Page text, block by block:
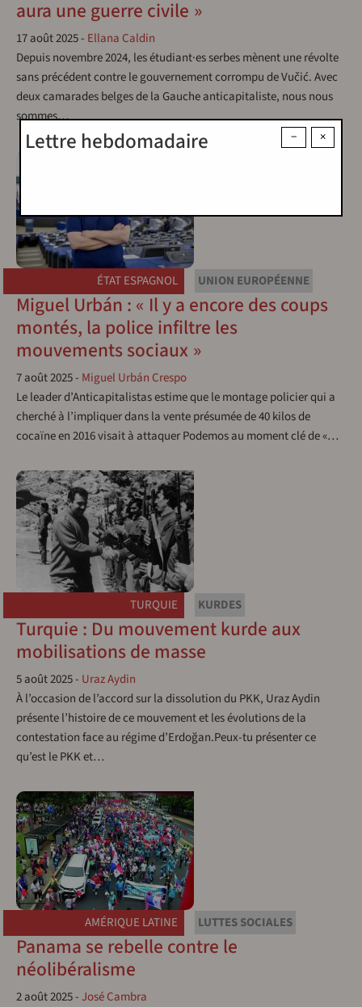
aura une guerre civile »
17 août 2025- Ellana Caldin
Depuis novembre 2024, les étudiant·es serbes mènent une révolte
sans précédent contre le gouvernement corrompu de Vučić. Avec
deux camarades belges de la Gauche anticapitaliste, nous nous
sommes…
ÉTAT ESPAGNOL UNION EUROPÉENNE
Miguel Urbán : « Il y a encore des coups
montés, la police infiltre les
mouvements sociaux »
7 août 2025- Miguel Urbán Crespo
Le leader d’Anticapitalistas estime que le montage policier qui a
cherché à l’impliquer dans la vente présumée de 40 kilos de
cocaïne en 2016 visait à attaquer Podemos au moment clé de «…
TURQUIE KURDES
Turquie : Du mouvement kurde aux
mobilisations de masse
5 août 2025- Uraz Aydin
À l’occasion de l’accord sur la dissolution du PKK, Uraz Aydin
présente l’histoire de ce mouvement et les évolutions de la
contestation face au régime d’Erdoğan.Peux-tu présenter ce
qu’est le PKK et…
AMÉRIQUE LATINE LUTTES SOCIALES
Panama se rebelle contre le
néolibéralisme
2 août 2025-José Cambra
×
−
Lettre hebdomadaire